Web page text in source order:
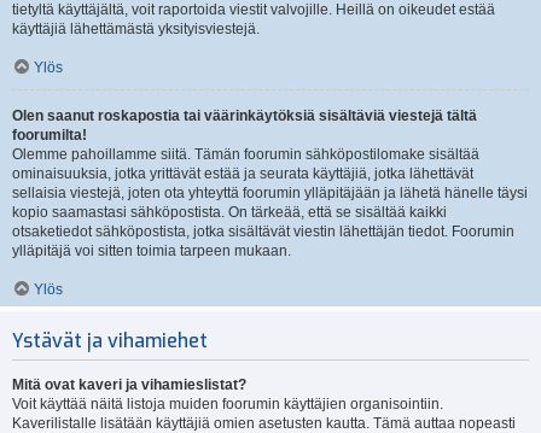
tietyltä käyttäjältä, voit raportoida viestit valvojille. Heillä on oikeudet estää
käyttäjiä lähettämästä yksityisviestejä.
Ylös
Olen saanut roskapostia tai väärinkäytöksiä sisältäviä viestejä tältä
foorumilta!
Olemme pahoillamme siitä. Tämän foorumin sähköpostilomake sisältää
ominaisuuksia, jotka yrittävät estää ja seurata käyttäjiä, jotka lähettävät
sellaisia viestejä, joten ota yhteyttä foorumin ylläpitäjään ja lähetä hänelle täysi
kopio saamastasi sähköpostista. On tärkeää, että se sisältää kaikki
otsaketiedot sähköpostista, jotka sisältävät viestin lähettäjän tiedot. Foorumin
ylläpitäjä voi sitten toimia tarpeen mukaan.
Ylös
Ystävät ja vihamiehet
Mitä ovat kaveri ja vihamieslistat?
Voit käyttää näitä listoja muiden foorumin käyttäjien organisointiin.
Kaverilistalle lisätään käyttäjiä omien asetusten kautta. Tämä auttaa nopeasti